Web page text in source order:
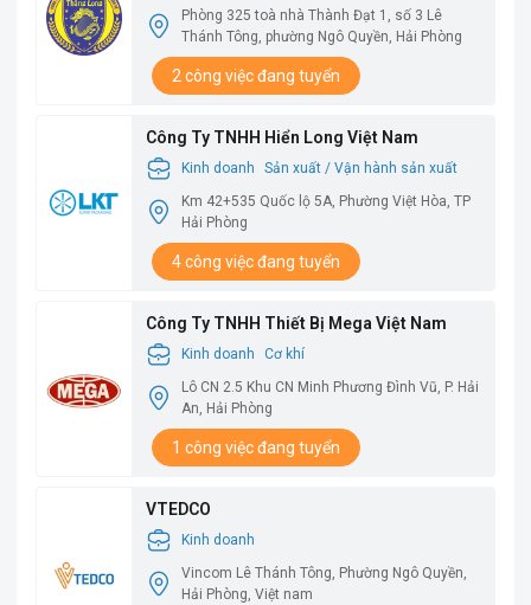
Phòng 325 toà nhà Thành Đạt 1, số 3 Lê
Thánh Tông, phường Ngô Quyền, Hải Phòng
2 công việc đang tuyển
Công Ty TNHH Hiển Long Việt Nam
Kinh doanh
Sản xuất / Vận hành sản xuất
Km 42+535 Quốc lộ 5A, Phường Việt Hòa, TP
Hải Phòng
4 công việc đang tuyển
Công Ty TNHH Thiết Bị Mega Việt Nam
Kinh doanh
Cơ khí
Lô CN 2.5 Khu CN Minh Phương Đình Vũ, P. Hải
An, Hải Phòng
1 công việc đang tuyển
VTEDCO
Kinh doanh
Vincom Lê Thánh Tông, Phường Ngô Quyền,
Hải Phòng, Việt nam